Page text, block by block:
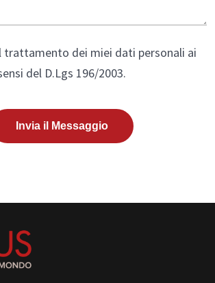
trattamento dei miei dati personali ai
del D.Lgs 196/2003.
Invia il Messaggio